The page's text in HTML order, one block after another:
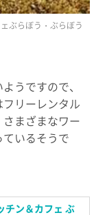
ぶらぼう・ぶらぼう
うですので、
リーレンタル
まざまなワー
いるそうで
チン＆カフェ ぶ